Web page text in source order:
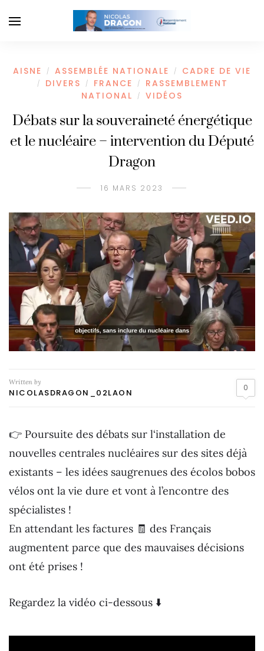
AISNE / ASSEMBLÉE NATIONALE / CADRE DE VIE
/ DIVERS / FRANCE /
RASSEMBLEMENT
NATIONAL
/ VIDÉOS
Débats sur la souveraineté énergétique
et le nucléaire – intervention du Député
Dragon
16 MARS 2023
Written by
NICOLASDRAGON_02LAON 0
👉 Poursuite des débats sur l‘installation de
nouvelles centrales nucléaires sur des sites déjà
existants – les idées saugrenues des écolos bobos
vélos ont la vie dure et vont à l’encontre des
spécialistes !
En attendant les factures 🧾 des Français
augmentent parce que des mauvaises décisions
ont été prises !
Regardez la vidéo ci-dessous ⬇️